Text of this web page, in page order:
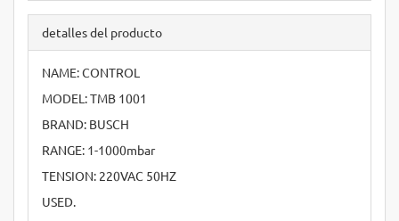
detalles del producto
NAME: CONTROL
MODEL: TMB 1001
BRAND: BUSCH
RANGE: 1-1000mbar
TENSION: 220VAC 50HZ
USED.